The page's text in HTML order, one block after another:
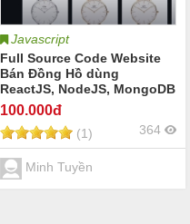
Javascript
Full Source Code Website
Bán Đồng Hồ dùng
ReactJS, NodeJS, MongoDB
100.000đ
(1) 364
Minh Tuyền